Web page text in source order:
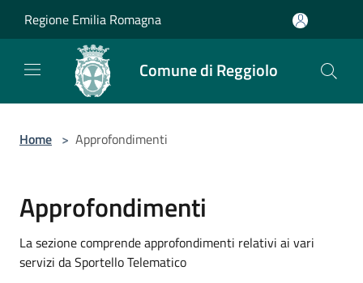
Regione Emilia Romagna
Comune di Reggiolo
Home > Approfondimenti
Approfondimenti
La sezione comprende approfondimenti relativi ai vari
servizi da Sportello Telematico